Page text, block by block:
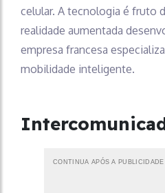
celular. A tecnologia é fruto
realidade aumentada
empresa francesa
mobilidade inteligente.
CONTINUA APÓS A PUBLICIDADE